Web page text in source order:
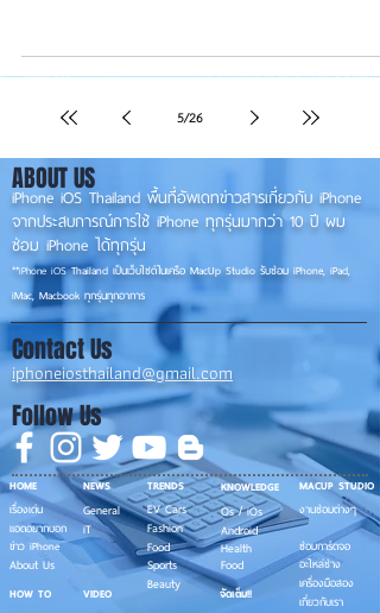
5/26
iPhone iOS Thailand พื้นที่อัพเดทข่าวสารเกี่ยวกับ iPhone
จากประสบการณ์การใช้ iPhone ทุกรุ่นมากว่า 10 ปี ผม
ซ่อม iPhone ได้ทุกรุ่น
**iPhone iOSThailand เป็นเว็บไซต์ในเครือ MacUp Studio รับซ่อม iPhone, iPad,
iMac, Macbook ทุกรุ่นทุกอาการ
ABOUT US
iphoneiosthailand@gmail.com
Contact Us
Follow Us
TRENDS
EV Cars
Fashion
Food
Sports
Beauty
KNOWLEDGE
Os / iOs
Android
Health
Food
MACUP STUDIO
งานซ่อมต่างๆ
ซ่อมการ์ดจอ
อะไหล่ช่าง
เครื่องมือสอง
เกี่ยวกับเรา
NEWS
General
iT
HOME
เรื่องเด่น
แอดอยากบอก
About Us
ข่าว iPhone
จัดเต็ม!!
HOW TO VIDEO